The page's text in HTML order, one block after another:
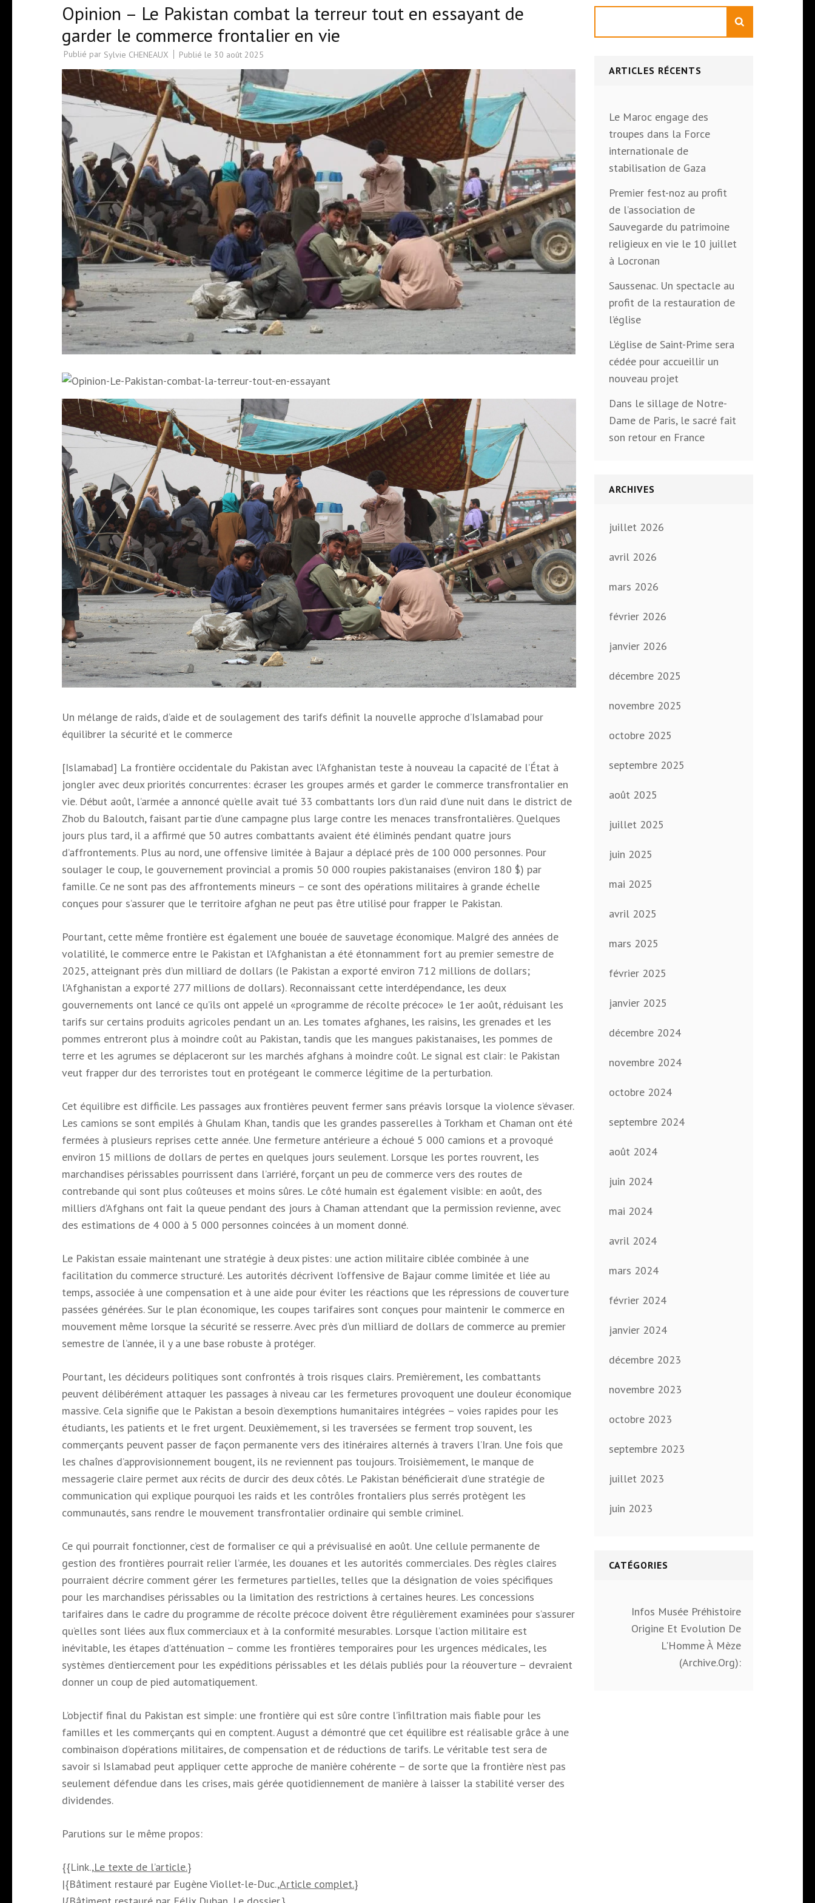
Opinion – Le Pakistan combat la terreur tout en essayant de
garder le commerce frontalier en vie
Publié par Sylvie CHENEAUX Publié le 30 août 2025
Un mélange de raids, d’aide et de soulagement des tarifs définit la nouvelle approche d’Islamabad pour
équilibrer la sécurité et le commerce
[Islamabad] La frontière occidentale du Pakistan avec l’Afghanistan teste à nouveau la capacité de l’État à
jongler avec deux priorités concurrentes: écraser les groupes armés et garder le commerce transfrontalier en
vie. Début août, l’armée a annoncé qu’elle avait tué 33 combattants lors d’un raid d’une nuit dans le district de
Zhob du Baloutch, faisant partie d’une campagne plus large contre les menaces transfrontalières. Quelques
jours plus tard, il a affirmé que 50 autres combattants avaient été éliminés pendant quatre jours
d’affrontements. Plus au nord, une offensive limitée à Bajaur a déplacé près de 100 000 personnes. Pour
soulager le coup, le gouvernement provincial a promis 50 000 roupies pakistanaises (environ 180 $) par
famille. Ce ne sont pas des affrontements mineurs – ce sont des opérations militaires à grande échelle
conçues pour s’assurer que le territoire afghan ne peut pas être utilisé pour frapper le Pakistan.
Pourtant, cette même frontière est également une bouée de sauvetage économique. Malgré des années de
volatilité, le commerce entre le Pakistan et l’Afghanistan a été étonnamment fort au premier semestre de
2025, atteignant près d’un milliard de dollars (le Pakistan a exporté environ 712 millions de dollars;
l’Afghanistan a exporté 277 millions de dollars). Reconnaissant cette interdépendance, les deux
gouvernements ont lancé ce qu’ils ont appelé un «programme de récolte précoce» le 1er août, réduisant les
tarifs sur certains produits agricoles pendant un an. Les tomates afghanes, les raisins, les grenades et les
pommes entreront plus à moindre coût au Pakistan, tandis que les mangues pakistanaises, les pommes de
terre et les agrumes se déplaceront sur les marchés afghans à moindre coût. Le signal est clair: le Pakistan
veut frapper dur des terroristes tout en protégeant le commerce légitime de la perturbation.
Cet équilibre est difficile. Les passages aux frontières peuvent fermer sans préavis lorsque la violence s’évaser.
Les camions se sont empilés à Ghulam Khan, tandis que les grandes passerelles à Torkham et Chaman ont été
fermées à plusieurs reprises cette année. Une fermeture antérieure a échoué 5 000 camions et a provoqué
environ 15 millions de dollars de pertes en quelques jours seulement. Lorsque les portes rouvrent, les
marchandises périssables pourrissent dans l’arriéré, forçant un peu de commerce vers des routes de
contrebande qui sont plus coûteuses et moins sûres. Le côté humain est également visible: en août, des
milliers d’Afghans ont fait la queue pendant des jours à Chaman attendant que la permission revienne, avec
des estimations de 4 000 à 5 000 personnes coincées à un moment donné.
Le Pakistan essaie maintenant une stratégie à deux pistes: une action militaire ciblée combinée à une
facilitation du commerce structuré. Les autorités décrivent l’offensive de Bajaur comme limitée et liée au
temps, associée à une compensation et à une aide pour éviter les réactions que les répressions de couverture
passées générées. Sur le plan économique, les coupes tarifaires sont conçues pour maintenir le commerce en
mouvement même lorsque la sécurité se resserre. Avec près d’un milliard de dollars de commerce au premier
semestre de l’année, il y a une base robuste à protéger.
Pourtant, les décideurs politiques sont confrontés à trois risques clairs. Premièrement, les combattants
peuvent délibérément attaquer les passages à niveau car les fermetures provoquent une douleur économique
massive. Cela signifie que le Pakistan a besoin d’exemptions humanitaires intégrées – voies rapides pour les
étudiants, les patients et le fret urgent. Deuxièmement, si les traversées se ferment trop souvent, les
commerçants peuvent passer de façon permanente vers des itinéraires alternés à travers l’Iran. Une fois que
les chaînes d’approvisionnement bougent, ils ne reviennent pas toujours. Troisièmement, le manque de
messagerie claire permet aux récits de durcir des deux côtés. Le Pakistan bénéficierait d’une stratégie de
communication qui explique pourquoi les raids et les contrôles frontaliers plus serrés protègent les
communautés, sans rendre le mouvement transfrontalier ordinaire qui semble criminel.
Ce qui pourrait fonctionner, c’est de formaliser ce qui a prévisualisé en août. Une cellule permanente de
gestion des frontières pourrait relier l’armée, les douanes et les autorités commerciales. Des règles claires
pourraient décrire comment gérer les fermetures partielles, telles que la désignation de voies spécifiques
pour les marchandises périssables ou la limitation des restrictions à certaines heures. Les concessions
tarifaires dans le cadre du programme de récolte précoce doivent être régulièrement examinées pour s’assurer
qu’elles sont liées aux flux commerciaux et à la conformité mesurables. Lorsque l’action militaire est
inévitable, les étapes d’atténuation – comme les frontières temporaires pour les urgences médicales, les
systèmes d’entiercement pour les expéditions périssables et les délais publiés pour la réouverture – devraient
donner un coup de pied automatiquement.
L’objectif final du Pakistan est simple: une frontière qui est sûre contre l’infiltration mais fiable pour les
familles et les commerçants qui en comptent. August a démontré que cet équilibre est réalisable grâce à une
combinaison d’opérations militaires, de compensation et de réductions de tarifs. Le véritable test sera de
savoir si Islamabad peut appliquer cette approche de manière cohérente – de sorte que la frontière n’est pas
seulement défendue dans les crises, mais gérée quotidiennement de manière à laisser la stabilité verser des
dividendes.
Parutions sur le même propos:
{{Link.,Le texte de l’article.}
|{Bâtiment restauré par Eugène Viollet-le-Duc.,Article complet.}
ARTICLES RÉCENTS
Le Maroc engage des
troupes dans la Force
internationale de
stabilisation de Gaza
Premier fest-noz au profit
de l’association de
Sauvegarde du patrimoine
religieux en vie le 10 juillet
à Locronan
Saussenac. Un spectacle au
profit de la restauration de
l’église
L’église de Saint-Prime sera
cédée pour accueillir un
nouveau projet
Dans le sillage de Notre-
Dame de Paris, le sacré fait
son retour en France
ARCHIVES
juillet 2026
avril 2026
mars 2026
février 2026
janvier 2026
décembre 2025
novembre 2025
octobre 2025
septembre 2025
août 2025
juillet 2025
juin 2025
mai 2025
avril 2025
mars 2025
février 2025
janvier 2025
décembre 2024
novembre 2024
octobre 2024
septembre 2024
août 2024
juin 2024
mai 2024
avril 2024
mars 2024
février 2024
janvier 2024
décembre 2023
novembre 2023
octobre 2023
septembre 2023
juillet 2023
juin 2023
CATÉGORIES
Infos Musée Préhistoire
Origine Et Evolution De
L'Homme À Mèze
(Archive.Org):